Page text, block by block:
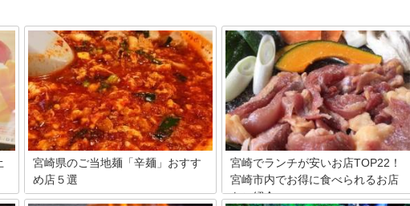
宮崎県のご当地麺「辛麺」おすす
め店５選
宮崎県のご当地グルメに「辛麺」という
宮崎でランチが安いお店TOP22！
宮崎市内でお得に食べられるお店
をご紹介